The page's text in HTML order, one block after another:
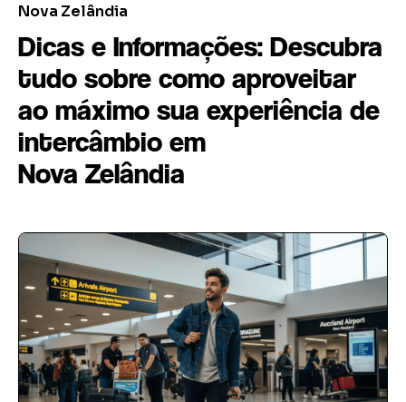
Nova Zelândia
Dicas e Informações: Descubra
tudo sobre como aproveitar
ao máximo sua experiência de
intercâmbio em
Nova Zelândia